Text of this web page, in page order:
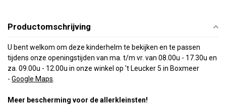
Productomschrijving
U bent welkom om deze kinderhelm te bekijken en te passen
tijdens onze openingstijden van ma. t/m vr. van 08.00u - 17.30u en
za. 09.00u - 12.00u in onze winkel op 't Leucker 5 in Boxmeer
- Google Maps
Meer bescherming voor de allerkleinsten!